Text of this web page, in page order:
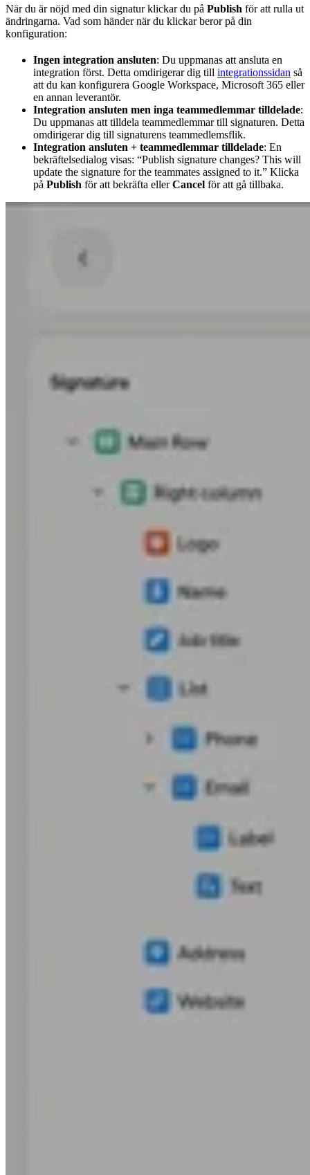
När du är nöjd med din signatur klickar du på Publish för att rulla ut
ändringarna. Vad som händer när du klickar beror på din
konfiguration:
Ingen integration ansluten: Du uppmanas att ansluta en
integration först. Detta omdirigerar dig till integrationssidan så
att du kan konfigurera Google Workspace, Microsoft 365 eller
en annan leverantör.
Integration ansluten men inga teammedlemmar tilldelade:
Du uppmanas att tilldela teammedlemmar till signaturen. Detta
omdirigerar dig till signaturens teammedlemsflik.
Integration ansluten + teammedlemmar tilldelade: En
bekräftelsedialog visas: “Publish signature changes? This will
update the signature for the teammates assigned to it.” Klicka
på Publish för att bekräfta ellerCancel för att gå tillbaka.